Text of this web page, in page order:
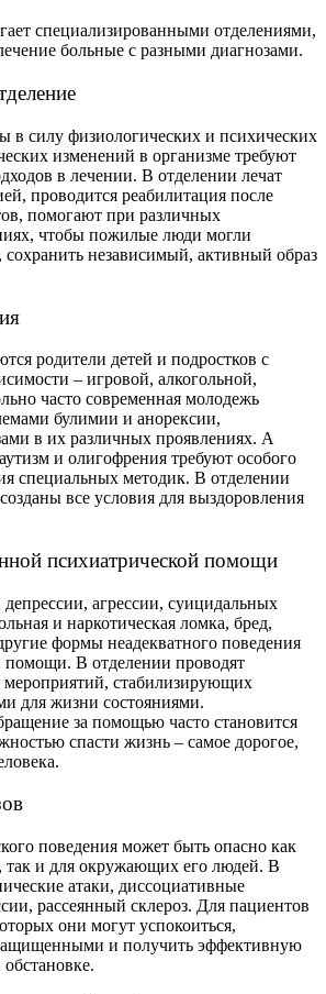
специализированными отделениями,
больные с разными диагнозами.
в силу физиологических и психических
изменений в организме требуют
в лечении. В отделении лечат
проводится реабилитация после
помогают при различных
чтобы пожилые люди могли
сохранить независимый, активный образ
родители детей и подростков с
– игровой, алкогольной,
часто современная молодежь
булимии и анорексии,
в их различных проявлениях. А
и олигофрения требуют особого
специальных методик. В отделении
все условия для выздоровления
психиатрической помощи
агрессии, суицидальных
и наркотическая ломка, бред,
формы неадекватного поведения
помощи. В отделении проводят
мероприятий, стабилизирующих
для жизни состояниями.
за помощью часто становится
спасти жизнь – самое дорогое,
поведения может быть опасно как
так и для окружающих его людей. В
атаки, диссоциативные
рассеянный склероз. Для пациентов
они могут успокоиться,
и получить эффективную